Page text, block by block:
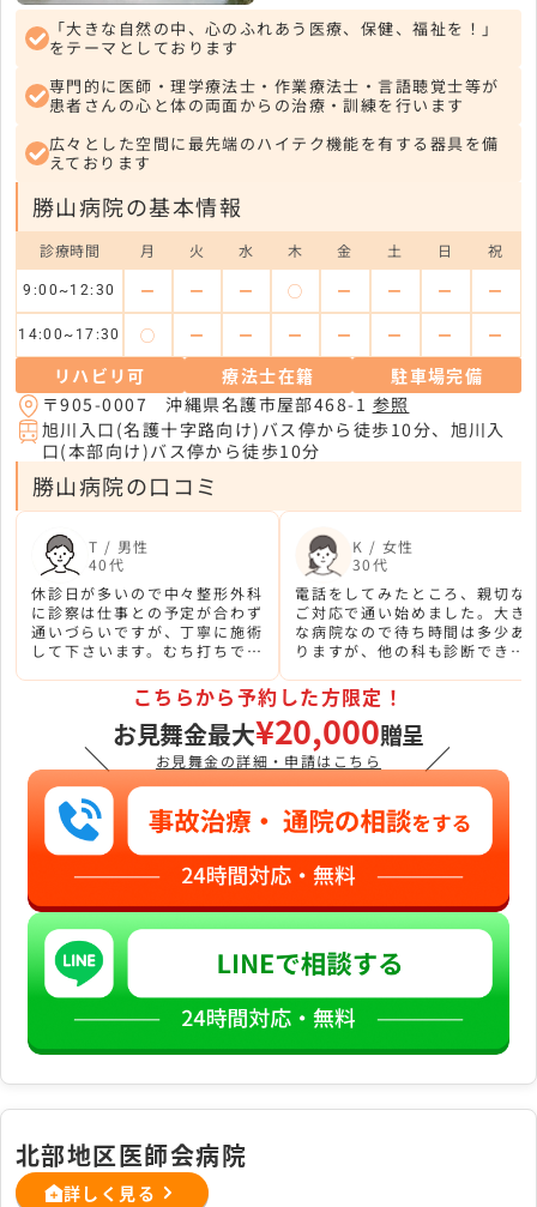
「大きな自然の中、心のふれあう医療、保健、福祉を！」
をテーマとしております
専門的に医師・理学療法士・作業療法士・言語聴覚士等が
患者さんの心と体の両面からの治療・訓練を行います
広々とした空間に最先端のハイテク機能を有する器具を備
えております
勝山病院の基本情報
診療時間 月 火 水 木 金 土 日 祝
9:00~12:30 ー ー ー ◯ ー ー ー ー
14:00~17:30 ◯ ー ー ー ー ー ー ー
リハビリ可 療法士在籍
駐車場完備
〒905-0007 沖縄県名護市屋部468-1 参照
旭川入口(名護十字路向け)バス停から徒歩10分、旭川入
口(本部向け)バス停から徒歩10分
勝山病院の口コミ
T / 男性
40代
休診日が多いので中々整形外科
に診察は仕事との予定が合わず
通いづらいですが、丁寧に施術
して下さいます。むち打ちで結
らゆっくりですが段々良くなっ
K / 女性
30代
電話をしてみたところ、親切な
ご対応で通い始めました。大き
な病院なので待ち時間は多少あ
りますが、他の科も診断できる
＼
こちらから予約した方限定！
お見舞金最大¥20,000贈呈
お見舞金の詳細・申請はこちら ／
北部地区医師会病院
詳しく見る